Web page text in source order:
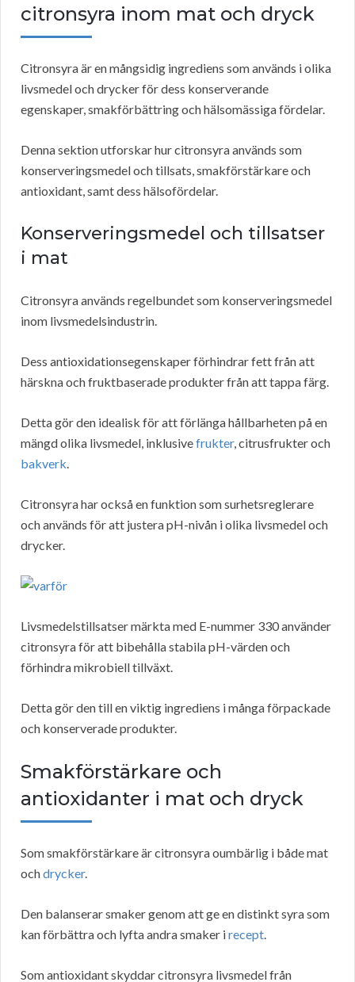
citronsyra inom mat och dryck
Citronsyra är en mångsidig ingrediens som används i olika
livsmedel och drycker för dess konserverande
egenskaper, smakförbättring och hälsomässiga fördelar.
Denna sektion utforskar hur citronsyra används som
konserveringsmedel och tillsats, smakförstärkare och
antioxidant, samt dess hälsofördelar.
Konserveringsmedel och tillsatser
i mat
Citronsyra används regelbundet som konserveringsmedel
inom livsmedelsindustrin.
Dess antioxidationsegenskaper förhindrar fett från att
härskna och fruktbaserade produkter från att tappa färg.
Detta gör den idealisk för att förlänga hållbarheten på en
mängd olika livsmedel, inklusivefrukter, citrusfrukter och
bakverk.
Citronsyra har också en funktion som surhetsreglerare
och används för att justera pH-nivån i olika livsmedel och
drycker.
Livsmedelstillsatser märkta med E-nummer 330 använder
citronsyra för att bibehålla stabila pH-värden och
förhindra mikrobiell tillväxt.
Detta gör den till en viktig ingrediens i många förpackade
och konserverade produkter.
Smakförstärkare och
antioxidanter i mat och dryck
Som smakförstärkare är citronsyra oumbärlig i både mat
ochdrycker.
Den balanserar smaker genom att ge en distinkt syra som
kan förbättra och lyfta andra smaker irecept.
Som antioxidant skyddar citronsyra livsmedel från